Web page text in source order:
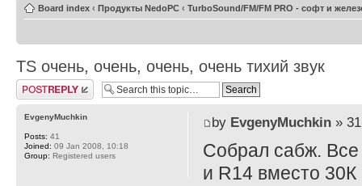
Board index ‹ Продукты NedoPC ‹ TurboSound/FM/FM PRO - софт и
TS очень, очень, очень, очень тихий звук
Post a reply
by EvgenyMuchkin» 31
Собрал сабж.
и R14 вместо 30К
EvgenyMuchkin
Posts: 41
Joined: 09 Jan 2008, 10:18
Group: Registered users